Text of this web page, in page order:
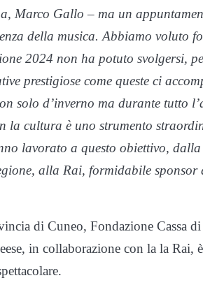
Marco Gallo – ma un
della musica. Abbiamo voluto
2024 non ha potuto svolgersi,
prestigiose come queste ci
solo d’inverno ma durante tutto
la cultura è uno strumento
lavorato a questo obiettivo,
alla Rai, formidabile sponsor
di Cuneo, Fondazione Cassa
in collaborazione con la la Rai,